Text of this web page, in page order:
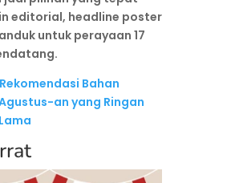
editorial, headline poster
untuk perayaan 17
Rekomendasi Bahan
an yang Ringan